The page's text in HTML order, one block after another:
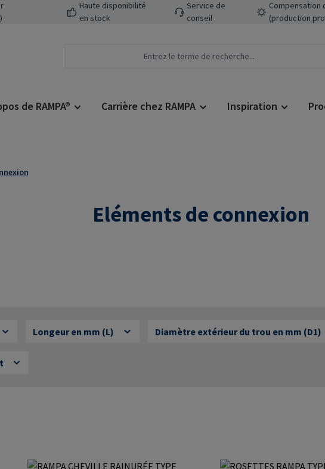
Haute disponibilité
en stock
Service de
conseil
Compensation
(production
de RAMPA® Carrière chez RAMPA Inspiration
Eléments de connexion
Longeur en mm (L) Diamètre extérieur du trou en mm (D1)